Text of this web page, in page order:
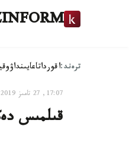
ترەند:اقورداتاعايىنداۋ
17:07, 27 تامىز 2019
قىلمىس